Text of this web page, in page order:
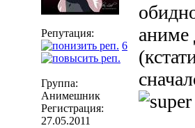
Репутация:
6
Группа:
Анимешник
Регистрация:
27.05.2011